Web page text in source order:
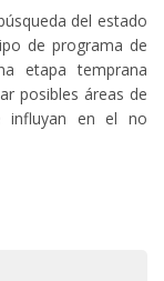
del estado
de programa de
etapa temprana
posibles áreas de
influyan en el no